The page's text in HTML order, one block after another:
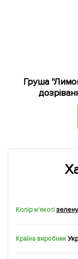
Груша
Колір м'якоті
Країна виробник